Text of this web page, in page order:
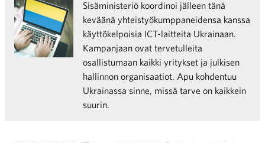
Sisäministeriö koordinoi jälleen tänä
keväänä yhteistyökumppaneidensa kanssa
käyttökelpoisia ICT-laitteita Ukrainaan.
Kampanjaan ovat tervetulleita
osallistumaan kaikki yritykset ja julkisen
hallinnon organisaatiot. Apu kohdentuu
Ukrainassa sinne, missä tarve on kaikkein
suurin.